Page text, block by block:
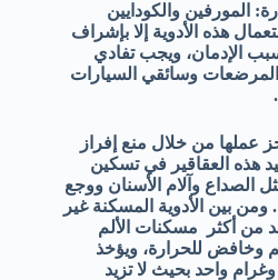
المورفين والكودايين
هذه الأدوية إلا بإشراف
الإدمان، ويجب تفادي
وسائقي السيارات
عملها من خلال منع إفراز
هذه العقاقير في تسكين
الصداع وآلام الأسنان ووجع
بين الأدوية المسكنة غير
من أكثر مسكنات الألم
وخافض للحرارة، ويؤخذ
واحد بحيث لا تزيد